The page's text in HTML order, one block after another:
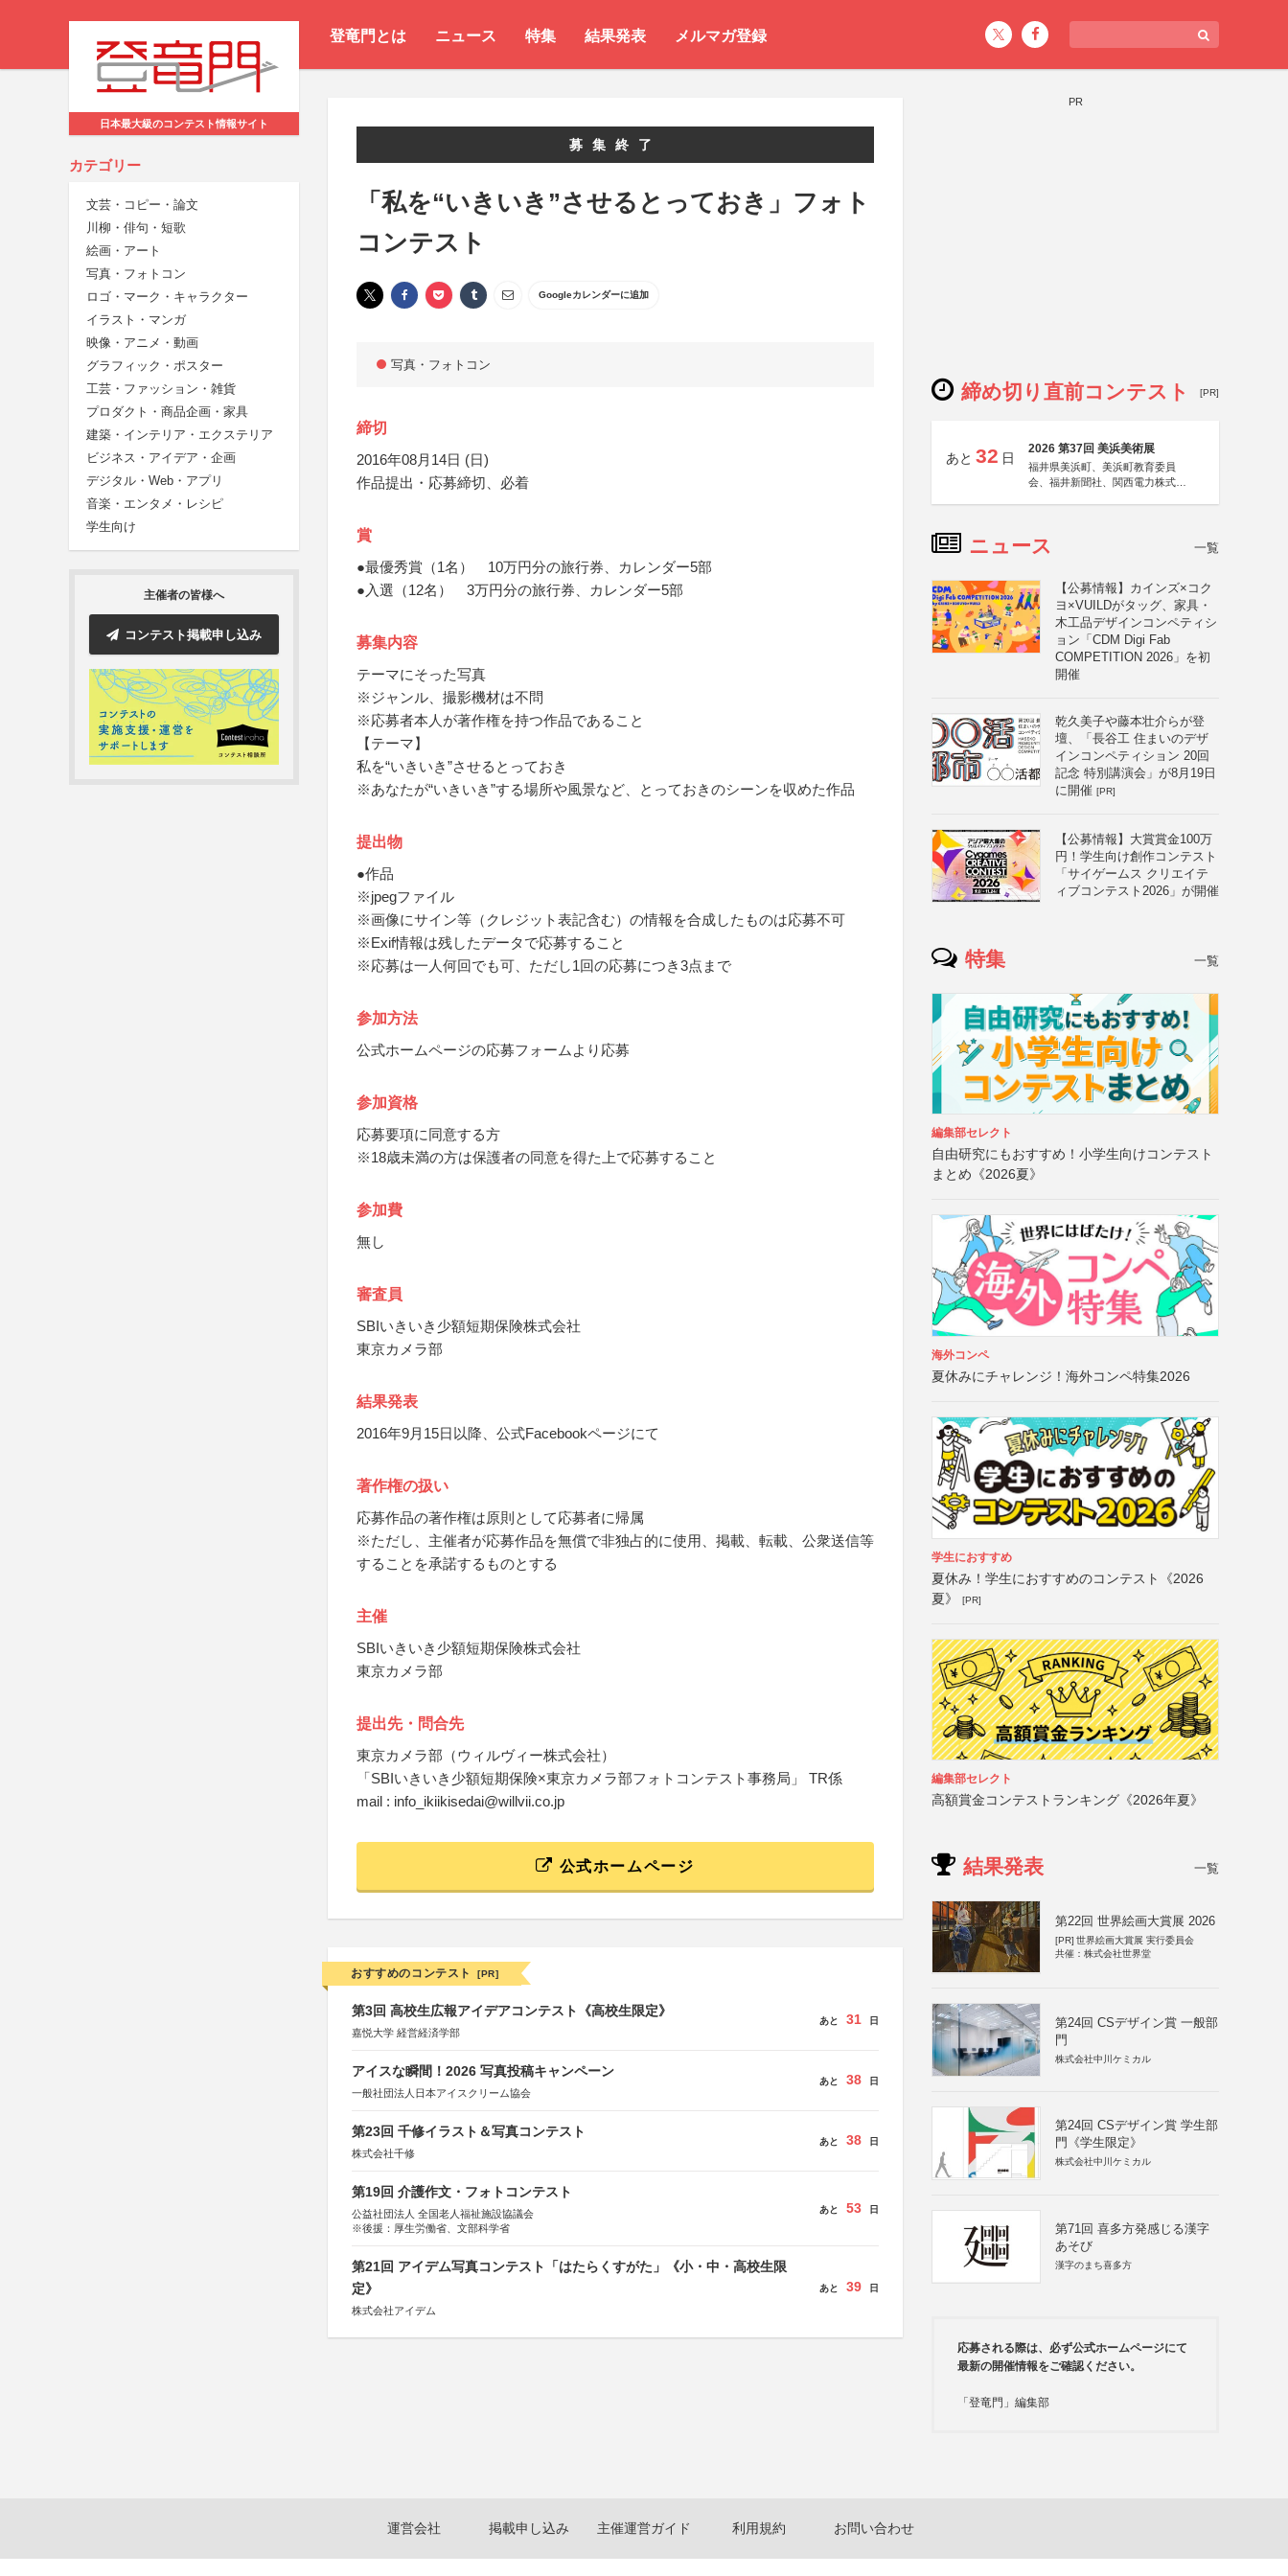
登竜門とは ニュース 特集 結果発表 メルマガ登録
日本最大級のコンテスト情報サイト
カテゴリー
文芸・コピー・論文
川柳・俳句・短歌
絵画・アート
写真・フォトコン
ロゴ・マーク・キャラクター
イラスト・マンガ
映像・アニメ・動画
グラフィック・ポスター
工芸・ファッション・雑貨
プロダクト・商品企画・家具
建築・インテリア・エクステリア
ビジネス・アイデア・企画
デジタル・Web・アプリ
音楽・エンタメ・レシピ
学生向け
主催者の皆様へ
コンテスト掲載申し込み
募集終了
「私を“いきいき”させるとっておき」フォト
コンテスト
Googleカレンダーに追加
写真・フォトコン
締切
2016年08月14日 (日)
作品提出・応募締切、必着
賞
●最優秀賞（1名） 10万円分の旅行券、カレンダー5部
●入選（12名） 3万円分の旅行券、カレンダー5部
募集内容
テーマにそった写真
※ジャンル、撮影機材は不問
※応募者本人が著作権を持つ作品であること
【テーマ】
私を“いきいき”させるとっておき
※あなたが“いきいき”する場所や風景など、とっておきのシーンを収めた作品
提出物
●作品
※jpegファイル
※画像にサイン等（クレジット表記含む）の情報を合成したものは応募不可
※Exif情報は残したデータで応募すること
※応募は一人何回でも可、ただし1回の応募につき3点まで
参加方法
公式ホームページの応募フォームより応募
参加資格
応募要項に同意する方
※18歳未満の方は保護者の同意を得た上で応募すること
参加費
無し
審査員
SBIいきいき少額短期保険株式会社
東京カメラ部
結果発表
2016年9月15日以降、公式Facebookページにて
著作権の扱い
応募作品の著作権は原則として応募者に帰属
※ただし、主催者が応募作品を無償で非独占的に使用、掲載、転載、公衆送信等
することを承諾するものとする
主催
SBIいきいき少額短期保険株式会社
東京カメラ部
提出先・問合先
東京カメラ部（ウィルヴィー株式会社）
「SBIいきいき少額短期保険×東京カメラ部フォトコンテスト事務局」 TR係
mail : info_ikiikisedai@willvii.co.jp
公式ホームページ
おすすめのコンテスト [PR]
第3回 高校生広報アイデアコンテスト《高校生限定》
嘉悦大学 経営経済学部
あと 31 日
アイスな瞬間！2026 写真投稿キャンペーン
一般社団法人日本アイスクリーム協会
あと 38 日
第23回 千修イラスト＆写真コンテスト
株式会社千修
あと 38 日
第19回 介護作文・フォトコンテスト
公益社団法人 全国老人福祉施設協議会
※後援：厚生労働省、文部科学省
あと 53 日
第21回 アイデム写真コンテスト「はたらくすがた」《小・中・高校生限
定》
株式会社アイデム
あと 39 日
PR
締め切り直前コンテスト [PR]
あと 32 日
2026 第37回 美浜美術展
福井県美浜町、美浜町教育委員
会、福井新聞社、関西電力株式会
ニュース 一覧
【公募情報】カインズ×コク
ヨ×VUILDがタッグ、家具・
木工品デザインコンペティシ
ョン「CDM Digi Fab
COMPETITION 2026」を初
開催
乾久美子や藤本壮介らが登
壇、「長谷工 住まいのデザ
インコンペティション 20回
記念 特別講演会」が8月19日
に開催 [PR]
【公募情報】大賞賞金100万
円！学生向け創作コンテスト
「サイゲームス クリエイテ
ィブコンテスト2026」が開催
特集 一覧
編集部セレクト
自由研究にもおすすめ！小学生向けコンテスト
まとめ《2026夏》
海外コンペ
夏休みにチャレンジ！海外コンペ特集2026
学生におすすめ
夏休み！学生におすすめのコンテスト《2026
夏》
[PR]
編集部セレクト
高額賞金コンテストランキング《2026年夏》
結果発表 一覧
第22回 世界絵画大賞展 2026
[PR] 世界絵画大賞展 実行委員会
共催：株式会社世界堂
第24回 CSデザイン賞 一般部
門
株式会社中川ケミカル
第24回 CSデザイン賞 学生部
門《学生限定》
株式会社中川ケミカル
第71回 喜多方発感じる漢字
あそび
漢字のまち喜多方
応募される際は、必ず公式ホームページにて
最新の開催情報をご確認ください。
「登竜門」編集部
運営会社 掲載申し込み 主催運営ガイド 利用規約 お問い合わせ